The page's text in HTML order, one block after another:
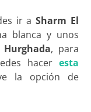
ir aSharm El
blanca y unos
Hurghada, para
haceresta
la opción de